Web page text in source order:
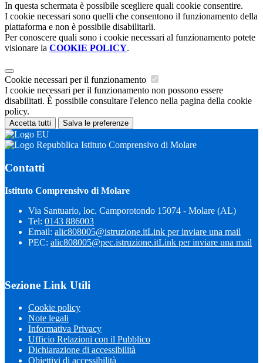
In questa schermata è possibile scegliere quali cookie consentire.
I cookie necessari sono quelli che consentono il funzionamento della
piattaforma e non è possibile disabilitarli.
Per conoscere quali sono i cookie necessari al funzionamento potete
visionare la COOKIE POLICY.
Cookie necessari per il funzionamento
I cookie necessari per il funzionamento non possono essere
disabilitati. È possibile consultare l'elenco nella pagina della cookie
policy.
Accetta tutti Salva le preferenze
Istituto Comprensivo di Molare
Contatti
Istituto Comprensivo di Molare
Via Santuario, loc. Camporotondo 15074 - Molare (AL)
Tel: 0143 886003
Email: alic808005@istruzione.itLink per inviare una mail
PEC: alic808005@pec.istruzione.itLink per inviare una mail
Sezione Link Utili
Cookie policy
Note legali
Informativa Privacy
Ufficio Relazioni con il Pubblico
Dichiarazione di accessibilità
Obiettivi di accessibilità